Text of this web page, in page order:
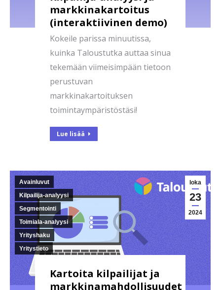
markkinakartoitus
(interaktiivinen demo)
Kokeile parissa minuutissa,
kuinka Taloustutka auttaa sinua
tekemään viimeisimpään tietoon
perustuvan
markkinakartoituksen
toimintaympäristöstäsi!
Lue lisää
loka
23
2024
Avainluvut
Kilpailija-analyysi
Segmentointi
Toimiala-analyysi
Yrityshaku
Yritystieto
Kartoita kilpailijat ja
markkinamahdollisuudet